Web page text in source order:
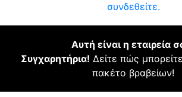
συνδεθείτε.
Αυτή είναι η εταιρεία
Συγχαρητήρια! Δείτε πώς
πακέτο βραβείων!